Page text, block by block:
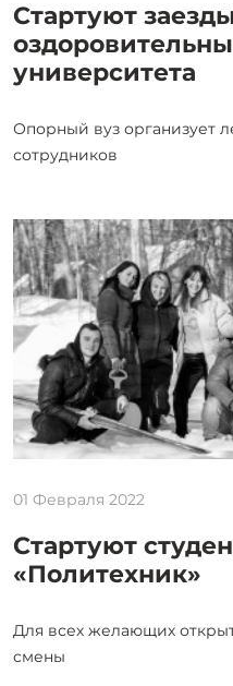
Стартуют
университета
Опорный вуз организует
сотрудников
01 Февраля 2022
Стартуют
«Политехник»
Для всех желающих
смены